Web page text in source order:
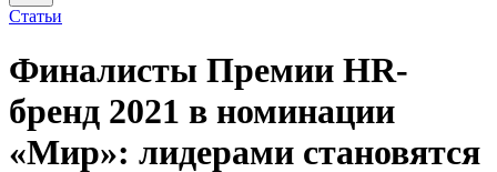
Статьи
Финалисты Премии HR-
бренд 2021 в номинации
«Мир»: лидерами становятся